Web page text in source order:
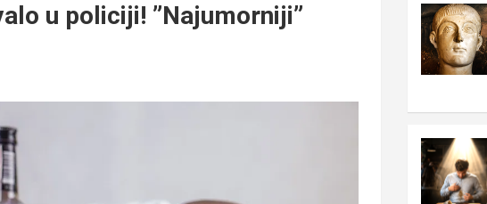
u policiji! ”Najumorniji”